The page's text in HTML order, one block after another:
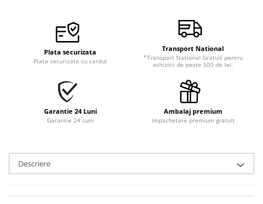
Plata securizata
Plata securizata cu cardul
Transport National
*Transport National Gratuit pentru
achizitii de peste 500 de lei.
Garantie 24 Luni
Garantie 24 Luni
Ambalaj premium
Impachetare premium gratuit
Descriere